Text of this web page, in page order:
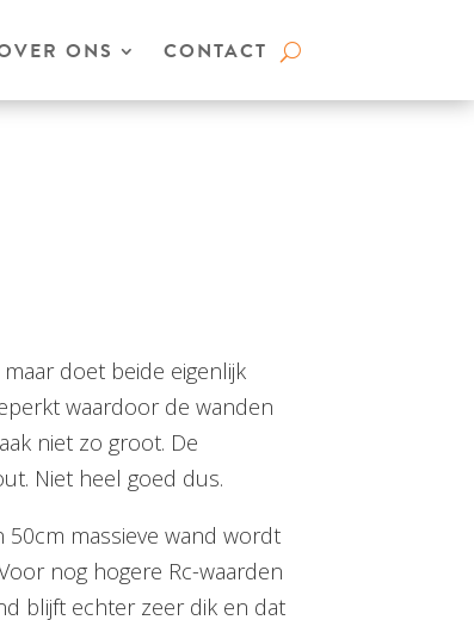
ONS CONTACT
doet beide eigenlijk
waardoor de wanden
niet zo groot. De
Niet heel goed dus.
massieve wand wordt
nog hogere Rc-waarden
blijft echter zeer dik en dat